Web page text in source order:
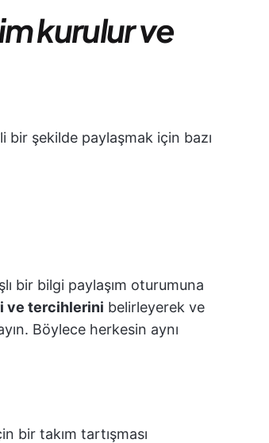
kurulur ve
bir şekilde paylaşmak için bazı
bir bilgi paylaşım oturumuna
ve tercihlerini belirleyerek ve
Böylece herkesin aynı
bir takım tartışması